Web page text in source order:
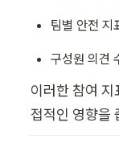
팀별 안전 지
구성원 의견
이러한 참여
접적인 영향을